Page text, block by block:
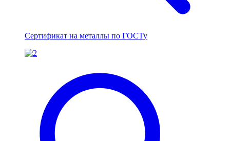
Сертификат на металлы по ГОСТу